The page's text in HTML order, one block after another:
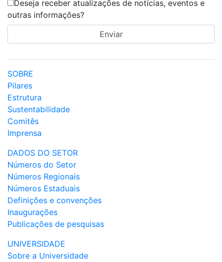
Deseja receber atualizações de notícias, eventos e
outras informações?
SOBRE
Pilares
Estrutura
Sustentabilidade
Comitês
Imprensa
DADOS DO SETOR
Números do Setor
Números Regionais
Números Estaduais
Definições e convenções
Inaugurações
Publicações de pesquisas
UNIVERSIDADE
Sobre a Universidade